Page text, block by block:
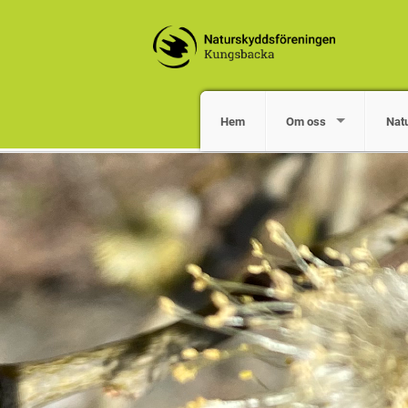
Hem Om oss